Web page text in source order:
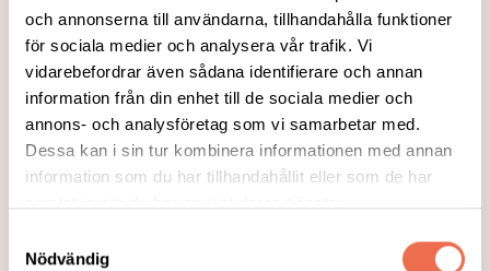
och annonserna till användarna, tillhandahålla funktioner
för sociala medier och analysera vår trafik. Vi
vidarebefordrar även sådana identifierare och annan
information från din enhet till de sociala medier och
annons- och analysföretag som vi samarbetar med.
Dessa kan i sin tur kombinera informationen med annan
information som du har tillhandahållit eller som de har
Nödvändig